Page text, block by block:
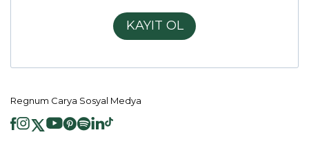
KAYIT OL
Regnum Carya Sosyal Medya